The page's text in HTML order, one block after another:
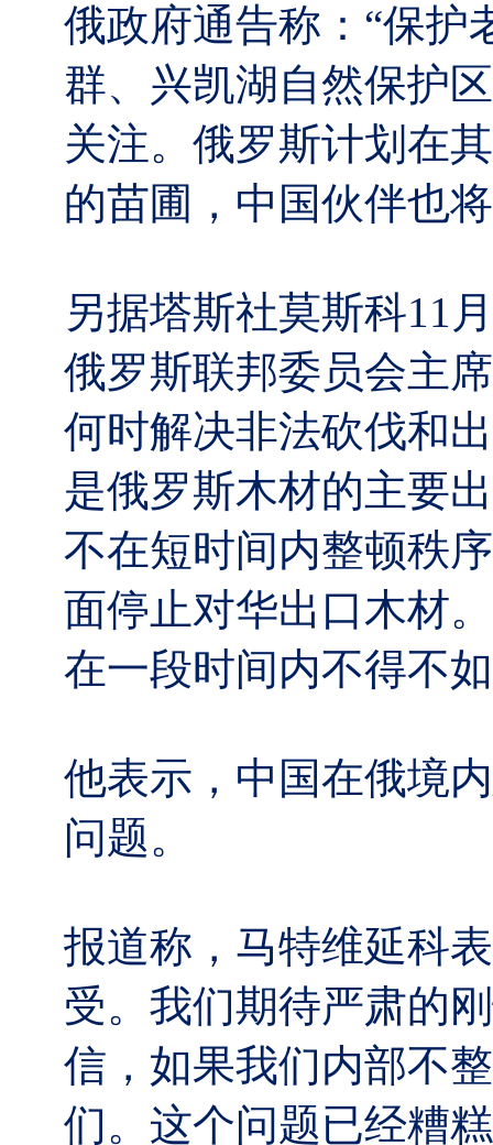
俄政府通告称：“保护
群、兴凯湖自然保护
关注。俄罗斯计划在
的苗圃，中国伙伴也
另据塔斯社莫斯科11
俄罗斯联邦委员会主
何时解决非法砍伐和
是俄罗斯木材的主要
不在短时间内整顿秩
面停止对华出口木材
在一段时间内不得不
他表示，中国在俄境
问题。
报道称，马特维延科
受。我们期待严肃的
信，如果我们内部不
们。这个问题已经糟